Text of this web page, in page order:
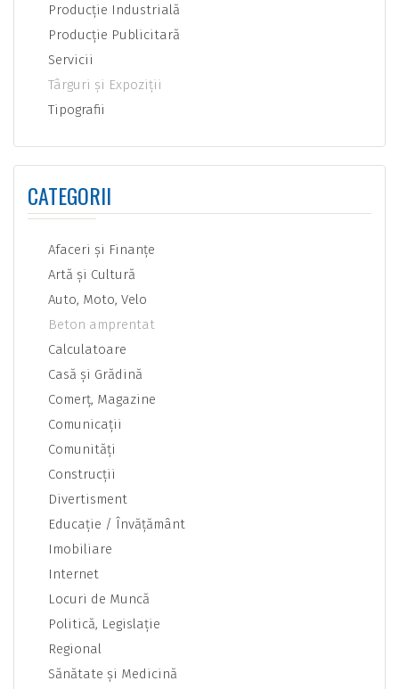
Producţie Industrială
Producţie Publicitară
Servicii
Târguri şi Expoziţii
Tipografii
CATEGORII
Afaceri şi Finanţe
Artă şi Cultură
Auto, Moto, Velo
Beton amprentat
Calculatoare
Casă şi Grădină
Comerţ, Magazine
Comunicaţii
Comunităţi
Construcţii
Divertisment
Educaţie / Învăţământ
Imobiliare
Internet
Locuri de Muncă
Politică, Legislaţie
Regional
Sănătate şi Medicină